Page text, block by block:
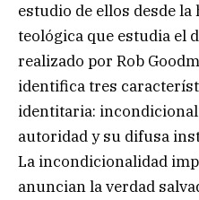
estudio de ellos desde
teológica que estudia el
realizado por Rob
identifica tres
identitaria:
autoridad y su difusa
La incondicionalidad
anuncian la verdad